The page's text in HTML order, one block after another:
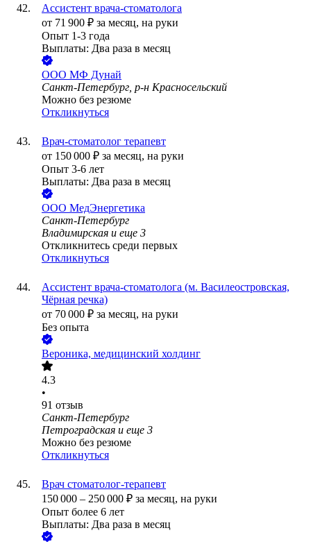
Ассистент врача-стоматолога
от 71 900 ₽ за месяц, на руки
Опыт 1-3 года
Выплаты: Два раза в месяц
ООО МФ Дунай
Санкт-Петербург, р-н Красносельский
Можно без резюме
Откликнуться
Врач-стоматолог терапевт
от 150 000 ₽ за месяц, на руки
Опыт 3-6 лет
Выплаты: Два раза в месяц
ООО МедЭнергетика
Санкт-Петербург
Владимирская и еще 3
Откликнитесь среди первых
Откликнуться
Ассистент врача-стоматолога (м. Василеостровская,
Чёрная речка)
от 70 000 ₽ за месяц, на руки
Без опыта
Вероника, медицинский холдинг
4.3
•
91 отзыв
Санкт-Петербург
Петроградская и еще 3
Можно без резюме
Откликнуться
Врач стоматолог-терапевт
150 000 – 250 000 ₽ за месяц, на руки
Опыт более 6 лет
Выплаты: Два раза в месяц